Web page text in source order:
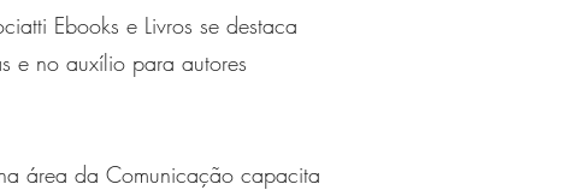
Ebooks e Livros se destaca
e no auxílio para autores
área da Comunicação capacita